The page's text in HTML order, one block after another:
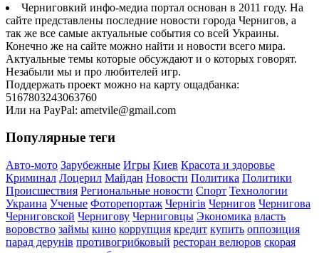
Черниговкий инфо-медиа портал основан в 2011 году. На
сайте представлены последние новости города Чернигов, а
так же все самые актуальные события со всей Украины.
Конечно же на сайте можно найти и новости всего мира.
Актуальные темы которые обсуждают и о которых говорят.
Незабыли мы и про любителей игр.
Поддержать проект можно на карту ощадбанка:
5167803243063760
Или на PayPal: ametvile@gmail.com
Популярные теги
Авто-мото Зарубежные Игры Киев Красота и здоровье
Криминал Лоцерил Майдан Новости Политика Политики
Происшествия Региональные новости Спорт Технологии
Украина Ученые Фоторепортаж Чернігів Чернигов Чернигова
Черниговской Чернигову Черниговцы Экономика власть
воровство займы кино коррупция кредит купить оппозиция
парад дерунів противогрибковый ресторан велюров скорая